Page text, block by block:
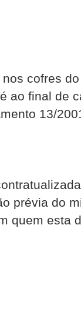
cofres
ao final de
13/
prévia do
quem esta